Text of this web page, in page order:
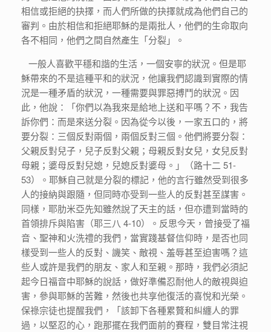
相信或拒絕的抉擇，而人們所做的抉擇就成為他們自己的
審判。由於相信和拒絕耶穌的是兩批人，他們的生命取向
各不相同，他們之間自然產生「分裂」。
一般人喜歡平穩和諧的生活，一個安寧的狀況。但是耶
穌帶來的不是這種平和的狀況，他讓我們認識到實際的情
況是一種矛盾的狀況，一種需要與罪惡搏鬥的狀況。因
此，他說：「你們以為我來是給地上送和平嗎？不，我告
訴你們：而是來送分裂。因為從今以後，一家五口的，將
要分裂：三個反對兩個，兩個反對三個。他們將要分裂：
父親反對兒子，兒子反對父親；母親反對女兒，女兒反對
母親；婆母反對兒媳，兒媳反對婆母。」（路十二 51-
53）。耶穌自己就是分裂的標記，他的言行雖然受到很多
人的接納與跟隨，但同時亦受到一些人的反對甚至謀害。
同樣，耶肋米亞先知雖然說了天主的話，但亦遭到當時的
首領排斥與陷害（耶三八 4-10）。反思今天，曾接受了福
音、聖神和火洗禮的我們，當實踐基督信仰時，是否也同
樣受到一些人的反對、譏笑、敵視、羞辱甚至迫害嗎？這
些人或許是我們的朋友、家人和至親。那時，我們必須記
起今日福音中耶穌的說話，做好準備忍耐他人的敵視與迫
害，參與耶穌的苦難，然後也共享他復活的喜悅和光榮。
保祿宗徒也提醒我們，「該卸下各種累贅和糾纏人的罪
過，以堅忍的心，跑那擺在我們面前的賽程，雙目常注視